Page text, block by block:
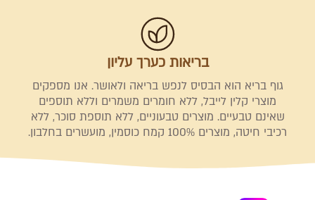
בריאות כערך עליון
גוף בריא הוא הבסיס לנפש בריאה ולאושר. אנו מספקים
מוצרי קלין לייבל, ללא חומרים משמרים וללא תוספים
שאינם טבעיים. מוצרים טבעוניים, ללא תוספת סוכר, ללא
רכיבי חיטה, מוצרים 100% קמח כוסמין, מועשרים בחלבון.